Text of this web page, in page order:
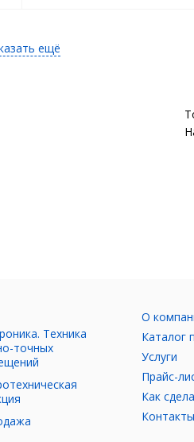
ещё
Техника
точных
О
Каталог
Услуги
Прайс-
Как
Контакты